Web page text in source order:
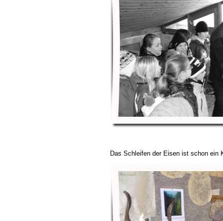
Das Schleifen der Eisen ist schon ein